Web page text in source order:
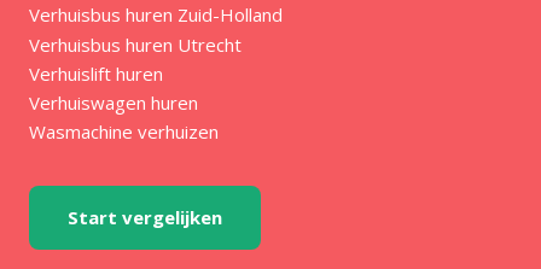
Verhuisbus huren Zuid-Holland
Verhuisbus huren Utrecht
Verhuislift huren
Verhuiswagen huren
Wasmachine verhuizen
Start vergelijken